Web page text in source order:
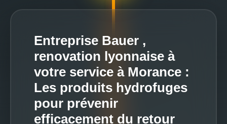
Entreprise Bauer ,
renovation lyonnaise à
votre service à Morance :
Les produits hydrofuges
pour prévenir
efficacement du retour